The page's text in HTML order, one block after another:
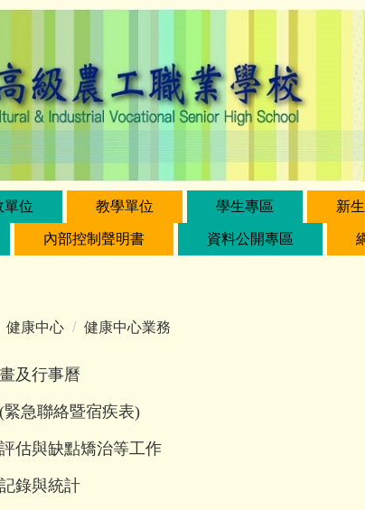
單位 教學單位 學生專區 新
內部控制聲明書 資料公開專區
健康中心 健康中心業務
及行事曆
急聯絡暨宿疾表)
估與缺點矯治等工作
錄與統計